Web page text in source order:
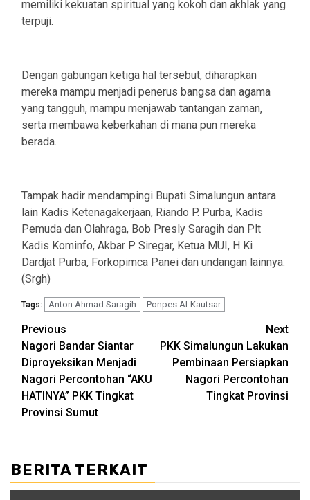
memiliki kekuatan spiritual yang kokoh dan akhlak yang
terpuji.
Dengan gabungan ketiga hal tersebut, diharapkan
mereka mampu menjadi penerus bangsa dan agama
yang tangguh, mampu menjawab tantangan zaman,
serta membawa keberkahan di mana pun mereka
berada.
Tampak hadir mendampingi Bupati Simalungun antara
lain Kadis Ketenagakerjaan, Riando P. Purba, Kadis
Pemuda dan Olahraga, Bob Presly Saragih dan Plt
Kadis Kominfo, Akbar P Siregar, Ketua MUI, H Ki
Dardjat Purba, Forkopimca Panei dan undangan lainnya.
(Srgh)
Tags: Anton Ahmad Saragih Ponpes Al-Kautsar
Post
navigation
Previous
Nagori Bandar Siantar
Diproyeksikan Menjadi
Nagori Percontohan “AKU
HATINYA” PKK Tingkat
Provinsi Sumut
Next
PKK Simalungun Lakukan
Pembinaan Persiapkan
Nagori Percontohan
Tingkat Provinsi
BERITA TERKAIT